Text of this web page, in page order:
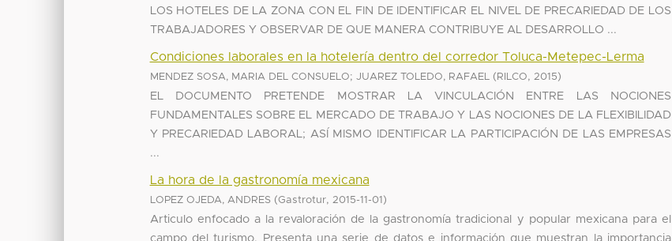
LOS HOTELES DE LA ZONA CON EL FIN DE IDENTIFICAR EL NIVEL DE PRECARIEDAD DE LOS
TRABAJADORES Y OBSERVAR DE QUE MANERA CONTRIBUYE AL DESARROLLO ...
Condiciones laborales en la hotelería dentro del corredor Toluca-Metepec-Lerma
MENDEZ SOSA, MARIA DEL CONSUELO; JUAREZ TOLEDO, RAFAEL ( RILCO, 2015)
EL DOCUMENTO PRETENDE MOSTRAR LA VINCULACIÓN ENTRE LAS NOCIONES
FUNDAMENTALES SOBRE EL MERCADO DE TRABAJO Y LAS NOCIONES DE LA FLEXIBILIDAD
Y PRECARIEDAD LABORAL; ASÍ MISMO IDENTIFICAR LA PARTICIPACIÓN DE LAS EMPRESAS
...
La hora de la gastronomía mexicana
LOPEZ OJEDA, ANDRES (Gastrotur, 2015-11-01 )
Articulo enfocado a la revaloración de la gastronomía tradicional y popular mexicana para el
campo del turismo. Presenta una serie de datos e información que muestran la importancia